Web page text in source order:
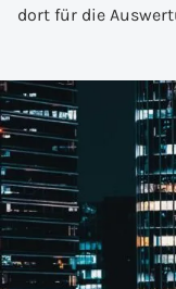
dort für die